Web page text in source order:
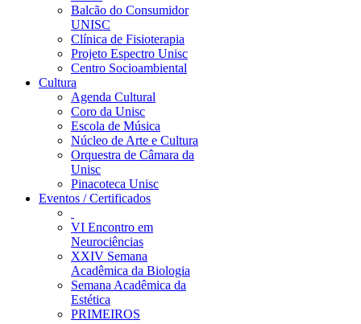
Balcão do Consumidor
UNISC
Clínica de Fisioterapia
Projeto Espectro Unisc
Centro Socioambiental
Cultura
Agenda Cultural
Coro da Unisc
Escola de Música
Núcleo de Arte e Cultura
Orquestra de Câmara da
Unisc
Pinacoteca Unisc
Eventos / Certificados
VI Encontro em
Neurociências
XXIV Semana
Acadêmica da Biologia
Semana Acadêmica da
Estética
PRIMEIROS